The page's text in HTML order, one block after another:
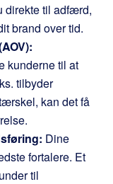
direkte til adfærd,
brand over tid.
kunderne til at
tilbyder
kan det få
Dine
fortalere. Et
til